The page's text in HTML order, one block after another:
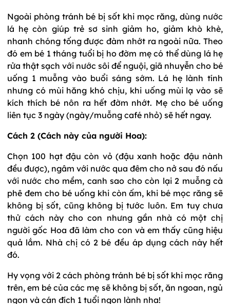
Ngoài phòng tránh bé bị sốt khi mọc răng, dùng nước
lá hẹ còn giúp trẻ sơ sinh giảm ho, giảm khò khè,
nhanh chóng tống được đàm nhớt ra ngoài nữa. Theo
đó em bé 1 tháng tuổi bị ho đờm mẹ có thể dùng lá hẹ
rửa thật sạch với nước sôi để nguội, giã nhuyễn cho bé
uống 1 muỗng vào buổi sáng sớm. Lá hẹ lành tính
nhưng có mùi hăng khó chịu, khi uống mùi lạ vào sẽ
kích thích bé nôn ra hết đờm nhớt. Mẹ cho bé uống
liên tục 3 ngày (ngày/muỗng café nhỏ) sẽ hết ngay.
Cách 2 (Cách này của người Hoa):
Chọn 100 hạt đậu còn vỏ (đậu xanh hoặc đậu nành
đều được), ngâm với nước qua đêm cho nở sau đó nấu
với nước cho mềm, canh sao cho còn lại 2 muỗng cà
phê đem cho bé uống khi còn ấm, khi bé mọc răng sẽ
không bị sốt, cũng không bị tước luôn. Em tuy chưa
thử cách này cho con nhưng gần nhà có một chị
người gốc Hoa đã làm cho con và em thấy cũng hiệu
quả lắm. Nhà chị có 2 bé đều áp dụng cách này hết
đó.
Hy vọng với 2 cách phòng tránh bé bị sốt khi mọc răng
trên, em bé của các mẹ sẽ không bị sốt, ăn ngoan, ngủ
ngon và cán đích 1 tuổi ngon lành nha!